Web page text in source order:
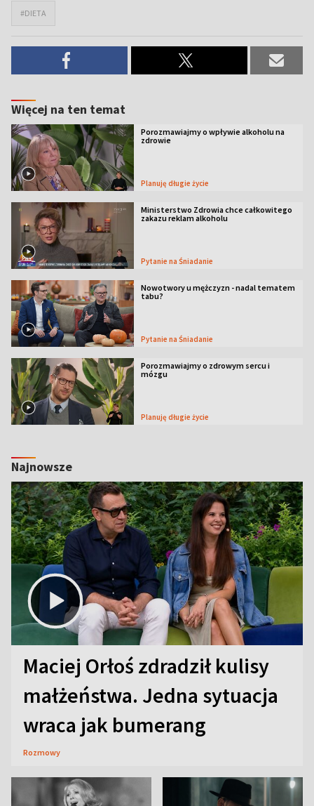
#DIETA
Więcej na ten temat
Porozmawiajmy o wpływie alkoholu na
zdrowie
Planuję długie życie
Ministerstwo Zdrowia chce całkowitego
zakazu reklam alkoholu
Pytanie na Śniadanie
Nowotwory u mężczyzn - nadal tematem
tabu?
Pytanie na Śniadanie
Porozmawiajmy o zdrowym sercu i
mózgu
Planuję długie życie
Najnowsze
Maciej Orłoś zdradził kulisy
małżeństwa. Jedna sytuacja
wraca jak bumerang
Rozmowy